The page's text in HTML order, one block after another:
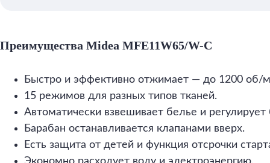
Преимущества Midea MFE11W65/W-C
Быстро и эффективно отжимает — до 1200 об/
15 режимов для разных типов тканей.
Автоматически взвешивает белье и регулирует
Барабан останавливается клапанами вверх.
Есть защита от детей и функция отсрочки